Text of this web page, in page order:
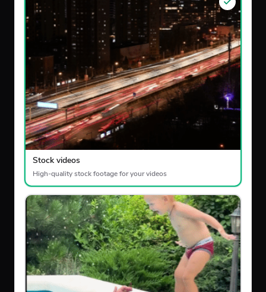
Stock videos
High-quality stock footage for your videos